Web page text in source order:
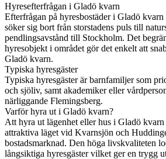
Hyresefterfrågan i Gladö kvarn
Efterfrågan på hyresbostäder i Gladö
söker sig bort från storstadens puls till
pendlingsavstånd till Stockholm. Det
hyresobjekt i området gör det enkelt att
Gladö kvarn.
Typiska hyresgäster
Typiska hyresgäster är barnfamiljer som
och sjöliv, samt akademiker eller
närliggande Flemingsberg.
Varför hyra ut i Gladö kvarn?
Att hyra ut lägenhet eller hus i Gladö
attraktiva läget vid Kvarnsjön och
bostadsmarknad. Den höga livskvaliteten
långsiktiga hyresgäster vilket ger en trygg